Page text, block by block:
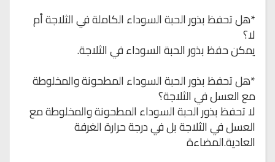
*هل تحفظ بذور الحبة السوداء الكاملة في الثلاجة أم
لا؟
يمكن حفظ بذور الحبة السوداء في الثلاجة.
*هل تحفظ بذور الحبة السوداء المطحونة والمخلوطة
مع العسل في الثلاجة؟
لا تحفظ بذور الحبة السوداء المطحونة والمخلوطة مع
العسل في الثلاجة بل في درجة حرارة الغرفة
العادية.المضاءة